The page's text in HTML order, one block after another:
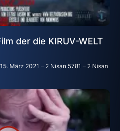
der die KIRUV-WELT
15. März 2021 – 2 Nisan 5781 – 2 Nisan